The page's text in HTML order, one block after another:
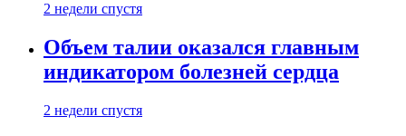
2 недели спустя
Объем талии оказался главным
индикатором болезней сердца
2 недели спустя